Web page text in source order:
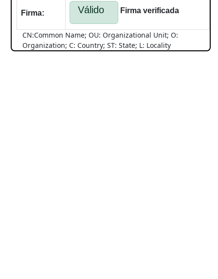
Firma: Válido Firma verificada
CN:Common Name; OU: Organizational Unit; O:
Organization; C: Country; ST: State; L: Locality